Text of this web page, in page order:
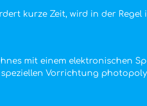
kurze Zeit, wird in der
mit einem elektronischen
Vorrichtung